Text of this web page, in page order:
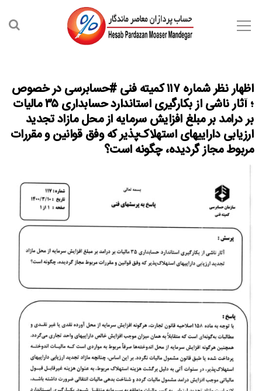
اظهار نظر شماره ۱۱۷ کمیته فنی #حسابرسی در خصوص
؛ آثار ناشی از بکارگیری استاندارد حسابداری ۳۵ مالیات
بر درامد بر مبلغ افزایش سرمایه از محل مازاد تجدید
ارزیابی داراییهای استهلاک‌پذیر که وفق قوانین و مقررات
مربوط مجاز گردیده، چگونه است؟